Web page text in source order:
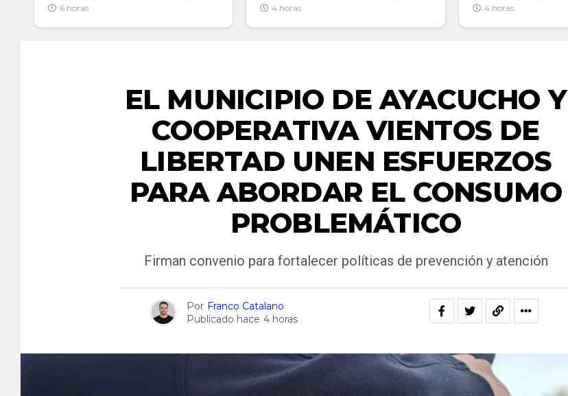
6 horas 4 horas 4 horas
EL MUNICIPIO DE AYACUCHO Y
COOPERATIVA VIENTOS DE
LIBERTAD UNEN ESFUERZOS
PARA ABORDAR EL CONSUMO
PROBLEMÁTICO
Firman convenio para fortalecer políticas de prevención y atención
Por Franco Catalano
Publicado hace 4 horas